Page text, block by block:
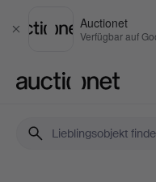
Schließen
Auctionet
Verfügbar auf